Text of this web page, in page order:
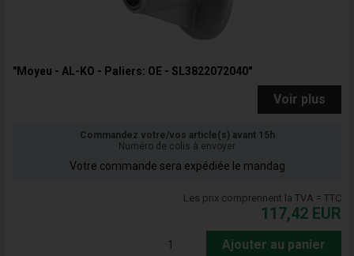
"Moyeu - AL-KO - Paliers: OE - SL3822072040"
Voir plus
Commandez votre/vos article(s) avant 15h
Numéro de colis à envoyer
Votre commande sera expédiée le mandag
Les prix comprennent la TVA = TTC
117,42 EUR
Ajouter au panier